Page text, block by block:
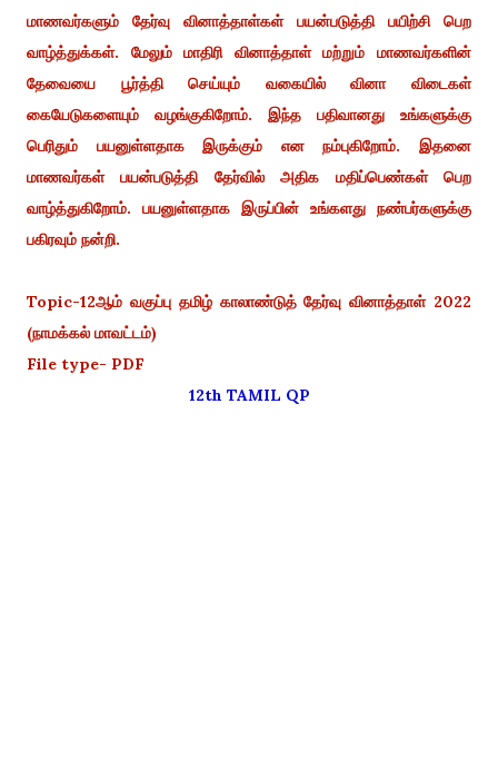
மாணவர்களும் தேர்வு வினாத்தாள்கள் பயன்படுத்தி பயிற்சி பெற
வாழ்த்துக்கள். மேலும் மாதிரி வினாத்தாள் மற்றும் மாணவர்களின்
தேவையை பூர்த்தி செய்யும் வகையில் வினா விடைகள்
கையேடுகளையும் வழங்குகிறோம். இந்த பதிவானது உங்களுக்கு
பெரிதும் பயனுள்ளதாக இருக்கும் என நம்புகிறோம். இதனை
மாணவர்கள் பயன்படுத்தி தேர்வில் அதிக மதிப்பெண்கள் பெற
வாழ்த்துகிறோம். பயனுள்ளதாக இருப்பின் உங்களது நண்பர்களுக்கு
பகிரவும் நன்றி.
Topic-12ஆம் வகுப்பு தமிழ் காலாண்டுத் தேர்வு வினாத்தாள் 2022
(நாமக்கல் மாவட்டம்)
File type- PDF
12th TAMIL QP